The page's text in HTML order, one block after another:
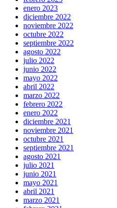
enero 2023
diciembre 2022
noviembre 2022
octubre 2022
septiembre 2022
agosto 2022
julio 2022
junio 2022
mayo 2022
abril 2022
marzo 2022
febrero 2022
enero 2022
diciembre 2021
noviembre 2021
octubre 2021
septiembre 2021
agosto 2021
julio 2021
junio 2021
mayo 2021
abril 2021
marzo 2021